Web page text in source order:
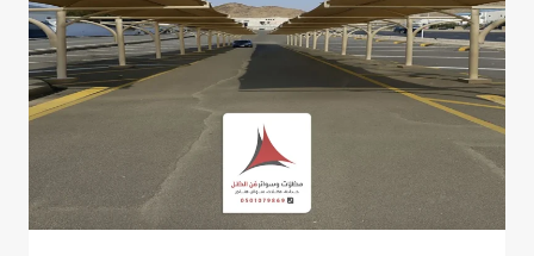
مظلات
المنيوم
كلادينج
القطيف